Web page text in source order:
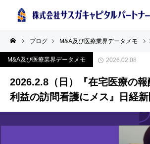
ブログ M&A及び医療業界データメモ
M&A及び医療業界データメモ 2026.02.08
2026.2.8（日）『在宅医療の
利益の訪問看護にメス』日経新